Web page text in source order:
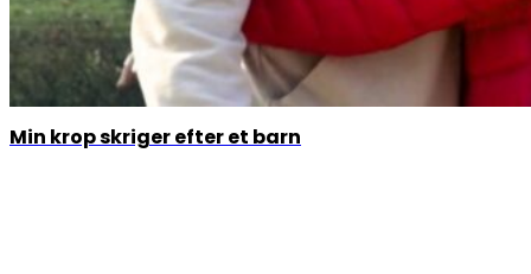
Min krop skriger efter et barn